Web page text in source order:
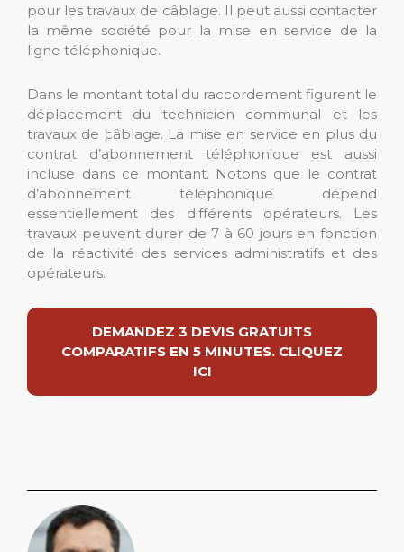
pour les travaux de câblage. Il peut aussi contacter
la même société pour la mise en service de la
ligne téléphonique.
Dans le montant total du raccordement figurent le
déplacement du technicien communal et les
travaux de câblage. La mise en service en plus du
contrat d’abonnement téléphonique est aussi
incluse dans ce montant. Notons que le contrat
d’abonnement téléphonique dépend
essentiellement des différents opérateurs. Les
travaux peuvent durer de 7 à 60 jours en fonction
de la réactivité des services administratifs et des
opérateurs.
DEMANDEZ 3 DEVIS GRATUITS
COMPARATIFS EN 5 MINUTES. CLIQUEZ
ICI